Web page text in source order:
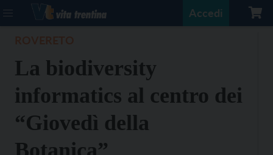
Accedi
La biodiversity
informatics al centro dei
“Giovedì della
Botanica”